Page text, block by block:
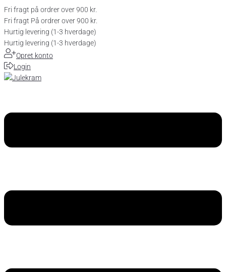
Fri fragt på ordrer over 900 kr.
Fri fragt På ordrer over 900 kr.
Hurtig levering (1-3 hverdage)
Hurtig levering (1-3 hverdage)
Opret konto
Login